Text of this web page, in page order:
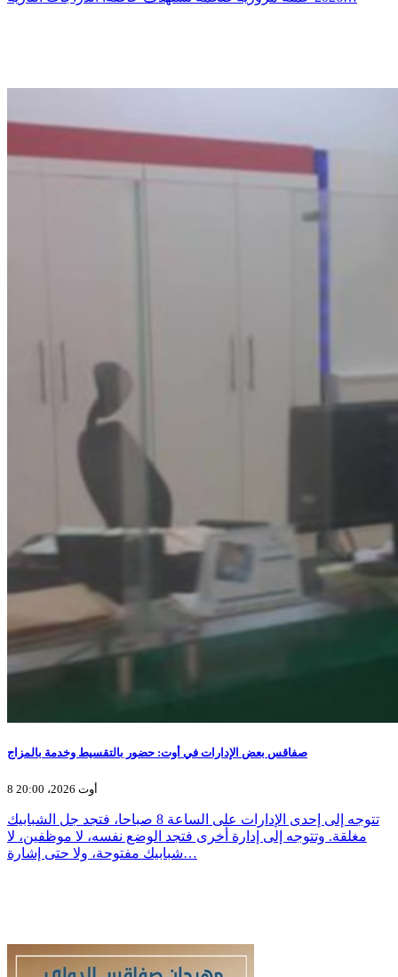
صفاقس بعض الإدارات في أوت: حضور بالتقسيط وخدمة بالمزاج
8 أوت 2026، 20:00
تتوجه إلى إحدى الإدارات على الساعة 8 صباحا، فتجد جل الشبابيك
مغلقة. وتتوجه إلى إدارة أخرى فتجد الوضع نفسه، لا موظفين، لا
شبابيك مفتوحة، ولا حتى إشارة…